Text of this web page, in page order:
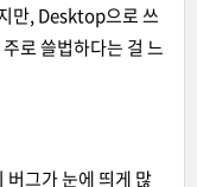
만, Desktop으로 쓰
로 쓸법하다는 걸 느
그가 눈에 띄게 많